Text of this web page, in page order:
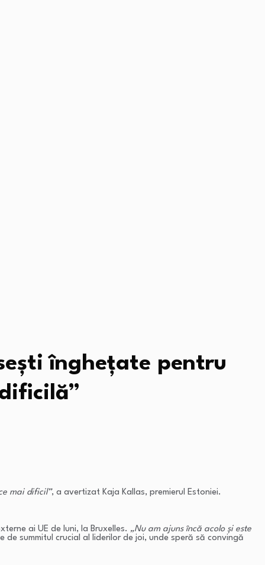
înghețate pentru
mai dificil”, a avertizat Kaja Kallas, premierul Estoniei.
ai UE de luni, la Bruxelles. „Nu am ajuns încă acolo și este
summitul crucial al liderilor de joi, unde speră să convingă